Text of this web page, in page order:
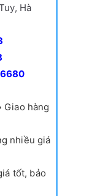
Hà
Giao hàng
nhiều giá
tốt, bảo